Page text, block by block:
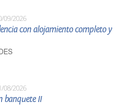
09/2026
con alojamiento completo y
08/2026
banquete II